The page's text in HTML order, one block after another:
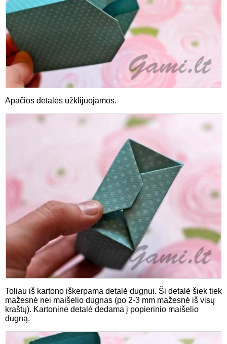
Apačios detalės užklijuojamos.
Toliau iš kartono iškerpama detalė dugnui. Ši detalė šiek tiek
mažesnė nei maišelio dugnas (po 2-3 mm mažesnė iš visų
kraštų). Kartoninė detalė dedama į popierinio maišelio
dugną.